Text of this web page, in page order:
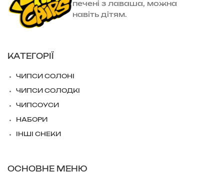
печені з лаваша, можна
навіть дітям.
КАТЕГОРІЇ
ЧИПСИ СОЛОНІ
ЧИПСИ СОЛОДКІ
ЧИПСОУСИ
НАБОРИ
ІНШІ СНЕКИ
ОСНОВНЕ МЕНЮ